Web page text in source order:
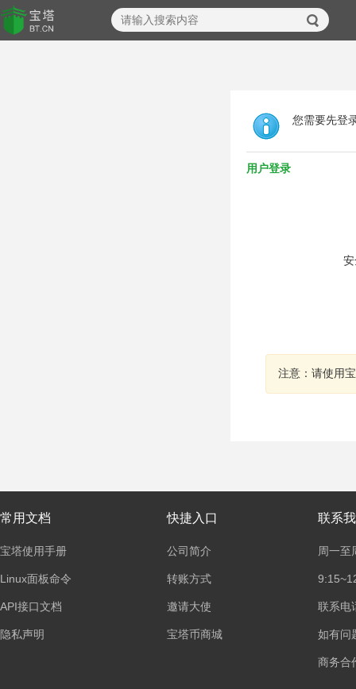
您需要先登
用户登录
注意：请使用
常用文档
宝塔使用手册
Linux面板命令
API接口文档
隐私声明
快捷入口
公司简介
转账方式
邀请大使
宝塔币商城
联系
周一至
联系电
如有问
商务合